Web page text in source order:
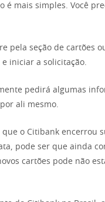
é mais simples. Você
pela seção de cartões
iniciar a solicitação.
pedirá algumas
ali mesmo.
o Citibank encerrou
pode ser que ainda
cartões pode não